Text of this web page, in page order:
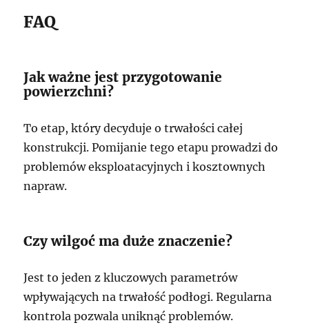
FAQ
Jak ważne jest przygotowanie
powierzchni?
To etap, który decyduje o trwałości całej
konstrukcji. Pomijanie tego etapu prowadzi do
problemów eksploatacyjnych i kosztownych
napraw.
Czy wilgoć ma duże znaczenie?
Jest to jeden z kluczowych parametrów
wpływających na trwałość podłogi. Regularna
kontrola pozwala uniknąć problemów.